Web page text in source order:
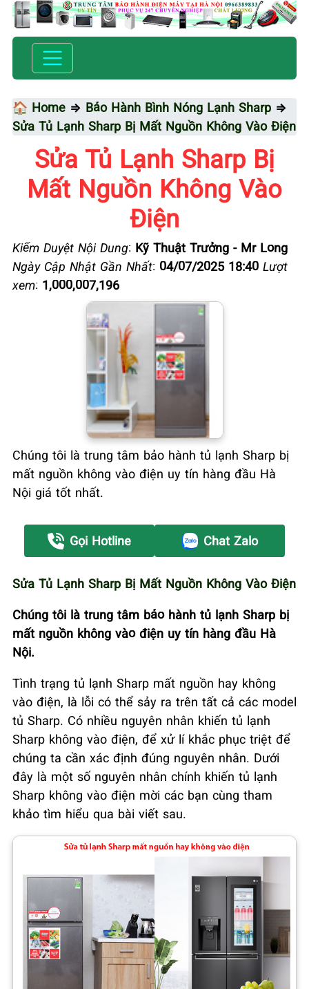
🏠 Home ⇒ Bảo Hành Bình Nóng Lạnh Sharp ⇒
Sửa Tủ Lạnh Sharp Bị Mất Nguồn Không Vào Điện
Sửa Tủ Lạnh Sharp Bị
Mất Nguồn Không Vào
Điện
Kiểm Duyệt Nội Dung: Kỹ Thuật Trưởng - Mr Long
Ngày Cập Nhật Gần Nhất: 04/07/2025 18:40 Lượt
xem: 1,000,007,196
Chúng tôi là trung tâm bảo hành tủ lạnh Sharp bị
mất nguồn không vào điện uy tín hàng đầu Hà
Nội giá tốt nhất.
Gọi Hotline Chat Zalo
Sửa Tủ Lạnh Sharp Bị Mất Nguồn Không Vào Điện
Chúng tôi là trung tâm bảo hành tủ lạnh Sharp bị
mất nguồn không vào điện uy tín hàng đầu Hà
Nội.
Tình trạng tủ lạnh Sharp mất nguồn hay không
vào điện, là lỗi có thể sảy ra trên tất cả các model
tủ Sharp. Có nhiều nguyên nhân khiến tủ lạnh
Sharp không vào điện, để xử lí khắc phục triệt để
chúng ta cần xác định đúng nguyên nhân. Dưới
đây là một số nguyên nhân chính khiến tủ lạnh
Sharp không vào điện mời các bạn cùng tham
khảo tìm hiểu qua bài viết sau.